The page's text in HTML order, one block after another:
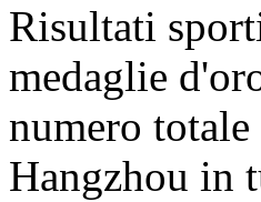
Risultati
medaglie
numero
Hangzhou in